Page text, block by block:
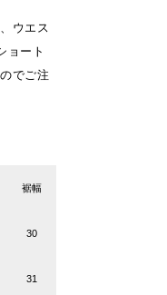
ウエス
ョート
でご注
裾幅
30
31